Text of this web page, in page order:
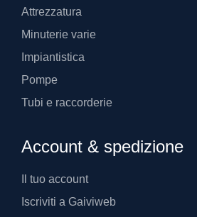
Attrezzatura
Minuterie varie
Impiantistica
Pompe
Tubi e raccorderie
Account & spedizione
Il tuo account
Iscriviti a Gaiviweb